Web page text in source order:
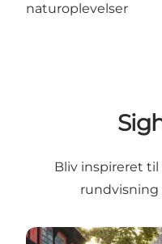
naturoplevelser
Bliv inspireret
rundvisning
En kulturel dag i